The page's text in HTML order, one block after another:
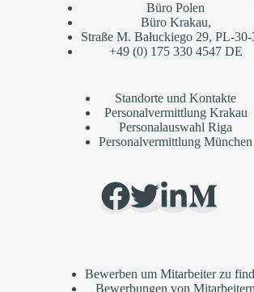
Büro Polen
Büro Krakau,
Straße M. Bałuckiego 29, PL-30-
+49 (0) 175 330 4547 DE
Standorte und Kontakte
Personalvermittlung Krakau
Personalauswahl Riga
Personalvermittlung München
Bewerben um Mitarbeiter zu
Bewerbungen von Mitarbeitern